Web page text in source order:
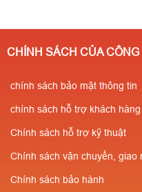
CHÍNH SÁCH CỦA CÔNG
chính sách bảo mật thông tin
chính sách hỗ trợ khách hàng
Chính sách hỗ trợ kỹ thuật
Chính sách vận chuyển, giao
Chính sách bảo hành